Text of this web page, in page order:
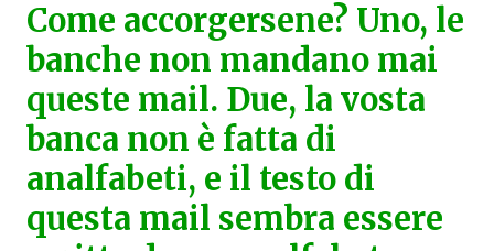
Come accorgersene? Uno, le
banche non mandano mai
queste mail. Due, la vosta
banca non è fatta di
analfabeti, e il testo di
questa mail sembra essere